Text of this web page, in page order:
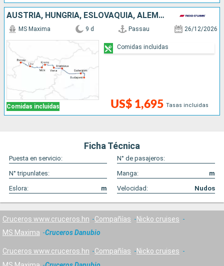
AUSTRIA, HUNGRÍA, ESLOVAQUIA, ALEMANIA
Comidas incluidas
MS Maxima 9 d Passau 26/12/2026
US$ 1,695 Tasas incluidas
Comidas incluidas
Ficha Técnica
Puesta en servicio:
N° de pasajeros:
N° tripunlates:
Manga:
m
Eslora:
m Velocidad: Nudos
Cruceros www.cruceros.hn Compañías
Nicko cruises
MS Maxima
Cruceros Danubio
Cruceros www.cruceros.hn Compañías
Nicko cruises